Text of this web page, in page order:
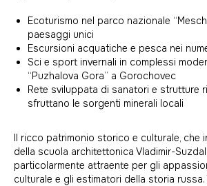
Ecoturismo nel parco nazionale
paesaggi unici
Escursioni acquatiche e pesca nei
Sci e sport invernali in complessi
“Puzhalova Gora” a Gorochovec
Rete sviluppata di sanatori e strutture
sfruttano le sorgenti minerali locali
Il ricco patrimonio storico e culturale, che
della scuola architettonica Vladimir-
particolarmente attraente per gli
culturale e gli estimatori della storia